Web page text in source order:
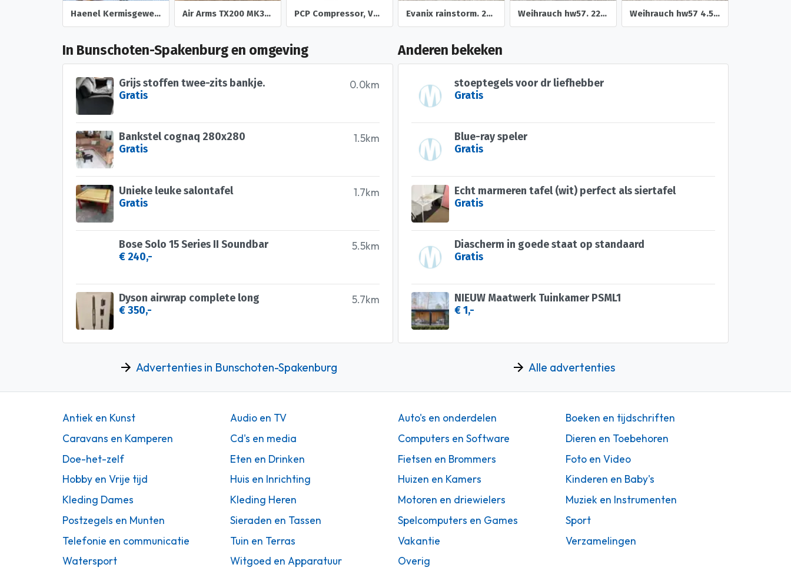
Haenel Kermisgeweer 4.4mm rond Air Arms TX200 MK3 5,5mm PCP Compressor, Vevor 800W - dubbele cilinder - 310 bar. Evanix rainstorm. 22 pcp luchtgeweer Weihrauch hw57. 22 onderspanner luchtbuks Weihrauch hw57 4.5mm onderspanner luchtbuks
In Bunschoten-Spakenburg en omgeving
0.0km
Grijs stoffen twee-zits bankje.
Gratis
1.5km
Bankstel cognaq 280x280
Gratis
1.7km
Unieke leuke salontafel
Gratis
5.5km
Bose Solo 15 Series II Soundbar
€ 240,-
5.7km
Dyson airwrap complete long
€ 350,-
Advertenties in Bunschoten-Spakenburg
Anderen bekeken
stoeptegels voor dr liefhebber
Gratis
Blue-ray speler
Gratis
Echt marmeren tafel (wit) perfect als siertafel
Gratis
Diascherm in goede staat op standaard
Gratis
NIEUW Maatwerk Tuinkamer PSML1
€ 1,-
Alle advertenties
Antiek en Kunst Audio en TV Auto's en onderdelen
Boeken en tijdschriften
Caravans en Kamperen
Cd's en media Computers en Software
Dieren en Toebehoren
Doe-het-zelf
Eten en Drinken Fietsen en Brommers
Foto en Video
Hobby en Vrije tijd
Huis en Inrichting Huizen en Kamers
Kinderen en Baby's
Kleding Dames
Kleding Heren Motoren en driewielers
Muziek en Instrumenten
Postzegels en Munten
Sieraden en Tassen Spelcomputers en Games
Sport
Telefonie en communicatie
Tuin en Terras Vakantie
Verzamelingen
Watersport
Witgoed en Apparatuur Overig